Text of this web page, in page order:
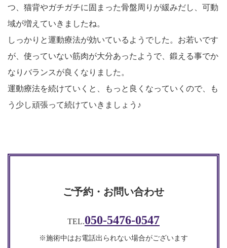
つ、猫背やガチガチに固まった骨盤周りが緩みだし、可動
域が増えていきましたね。
しっかりと運動療法が効いているようでした。お若いです
が、使っていない筋肉が大分あったようで、鍛える事でか
なりバランスが良くなりました。
運動療法を続けていくと、もっと良くなっていくので、も
う少し頑張って続けていきましょう♪
ご予約・お問い合わせ
TEL.050-5476-0547
※施術中はお電話出られない場合がございます